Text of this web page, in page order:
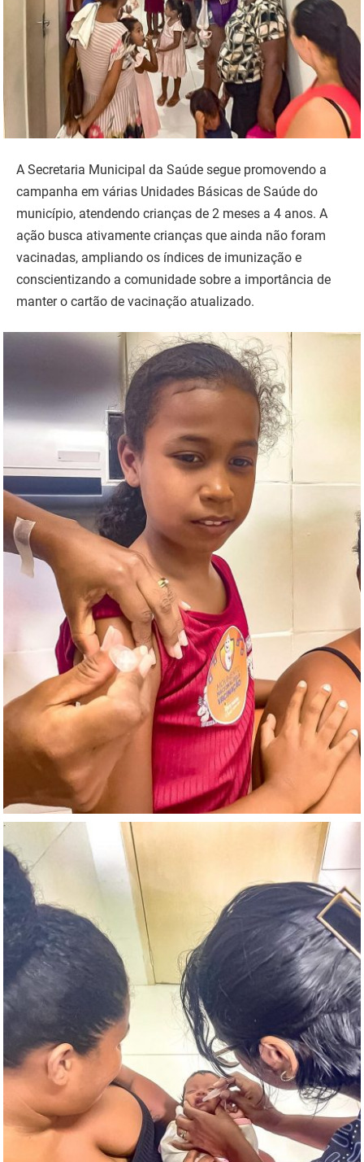
A Secretaria Municipal da Saúde segue promovendo a
campanha em várias Unidades Básicas de Saúde do
município, atendendo crianças de 2 meses a 4 anos. A
ação busca ativamente crianças que ainda não foram
vacinadas, ampliando os índices de imunização e
conscientizando a comunidade sobre a importância de
manter o cartão de vacinação atualizado.